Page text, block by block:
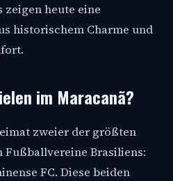
heute eine
historischem Charme und
im Maracanã?
zweier der größten
Brasiliens:
FC. Diese beiden